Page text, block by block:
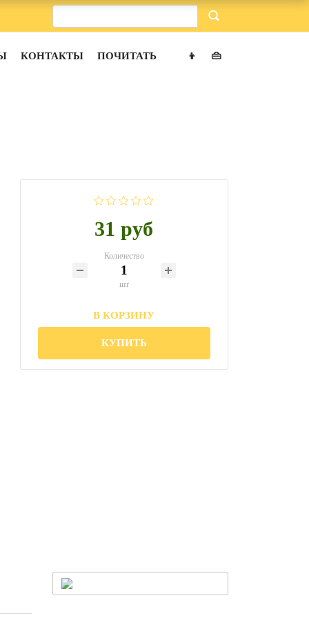
КОНТАКТЫ ПОЧИТАТЬ 👦 👜
31 руб
Количество
шт
В КОРЗИНУ
КУПИТЬ